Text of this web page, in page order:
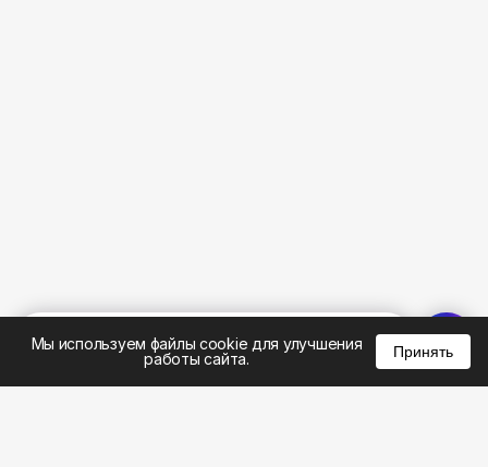
Мы используем файлы cookie для улучшения
работы сайта.
Принять